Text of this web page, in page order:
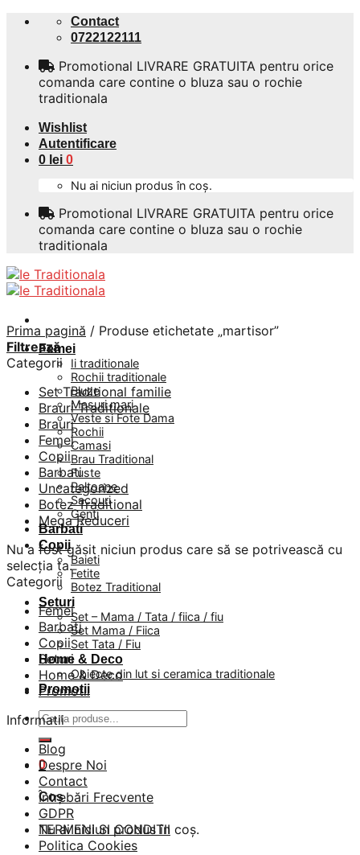
Skip
Contact
0722122111
Promotional LIVRARE GRATUITA pentru orice
comanda care contine o bluza sau o rochie
traditionala
Wishlist
Autentificare
0 lei 0
Nu ai niciun produs în coș.
Promotional LIVRARE GRATUITA pentru orice
comanda care contine o bluza sau o rochie
traditionala
Femei
Ii traditionale
Rochii traditionale
Bluze
Masuri mari
Veste si Fote Dama
Rochii
Camasi
Brau Traditional
Fuste
Paltoane
Sacouri
Genti
Barbati
Copii
Baieti
Fetite
Botez Traditional
Seturi
Set – Mama / Tata / fiica / fiu
Set Mama / Fiica
Set Tata / Fiu
Home & Deco
Obiecte din lut si ceramica traditionale
Promotii
Caută
0
Coș
Nu ai niciun produs în coș.
Prima pagină / Produse etichetate „martisor”
Filtrează
Categorii
Set Traditional familie
Brauri Traditionale
Brauri
Femei
Copii
Barbati
Uncategorized
Botez Traditional
Mega Reduceri
Nu a fost găsit niciun produs care să se potrivească cu
selecția ta.
Categorii
Femei
Barbati
Copii
Seturi
Home & Deco
Promotii
Informatii
Blog
Despre Noi
Contact
Întrebări Frecvente
GDPR
TERMENI SI CONDITII
Politica Cookies